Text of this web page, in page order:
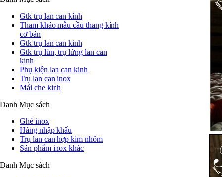
Gtk trụ lan can kính
Tham khảo mẫu cầu thang kính
cơ bản
Gtk trụ lan can kinh
Gtk trụ lùn, trụ lửng lan can
kinh
Phụ kiện lan can kinh
Trụ lan can inox
Mái che kinh
Danh Mục sách
Ghé inox
Hàng nhập khẩu
Trụ lan can hợp kim nhôm
Sản phẩm inox khác
Danh Mục sách